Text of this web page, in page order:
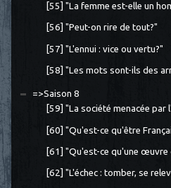
[55] "La femme est-elle un
[56] "Peut-on rire de tout?"
[57] "L'ennui : vice ou vertu?"
[58] "Les mots sont-ils des
=>Saison 8
[59] "La société menacée
[60] "Qu'est-ce qu'être
[61] "Qu'est-ce qu'une œuvre
[62] "L'échec : tomber, se